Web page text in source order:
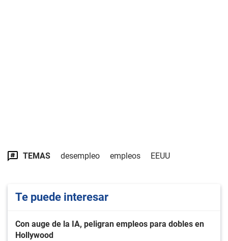
TEMAS desempleo empleos EEUU
Te puede interesar
Con auge de la IA, peligran empleos para dobles en
Hollywood